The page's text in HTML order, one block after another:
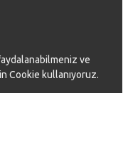
ve
Cookie kullanıyoruz.